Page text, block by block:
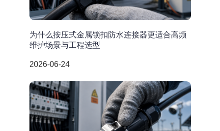
为什么按压式金属锁扣防水连接器更适合高频
维护场景与工程选型
2026-06-24